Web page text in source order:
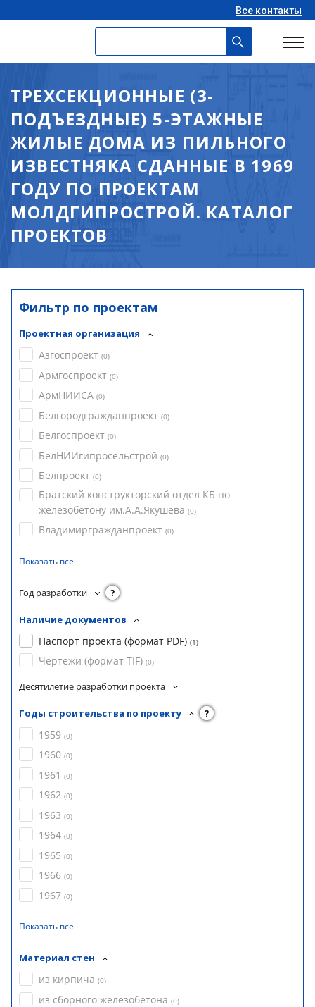
Все контакты
ТРЕХСЕКЦИОННЫЕ (3-
ПОДЪЕЗДНЫЕ) 5-ЭТАЖНЫЕ
ЖИЛЫЕ ДОМА ИЗ ПИЛЬНОГО
ИЗВЕСТНЯКА СДАННЫЕ В 1969
ГОДУ ПО ПРОЕКТАМ
МОЛДГИПРОСТРОЙ. КАТАЛОГ
ПРОЕКТОВ
Фильтр по проектам
Проектная организация
Азгоспроект (0)
Армгоспроект (0)
АрмНИИСА (0)
Белгородгражданпроект (0)
Белгоспроект (0)
БелНИИгипросельстрой (0)
Белпроект (0)
Братский конструкторский отдел КБ по
железобетону им.А.А.Якушева (0)
Владимиргражданпроект (0)
Показать все
Год разработки ?
Наличие документов
Паспорт проекта (формат PDF) (1)
Чертежи (формат TIF) (0)
Десятилетие разработки проекта
Годы строительства по проекту ?
1959 (0)
1960 (0)
1961 (0)
1962 (0)
1963 (0)
1964 (0)
1965 (0)
1966 (0)
1967 (0)
Показать все
Материал стен
из кирпича (0)
из сборного железобетона (0)